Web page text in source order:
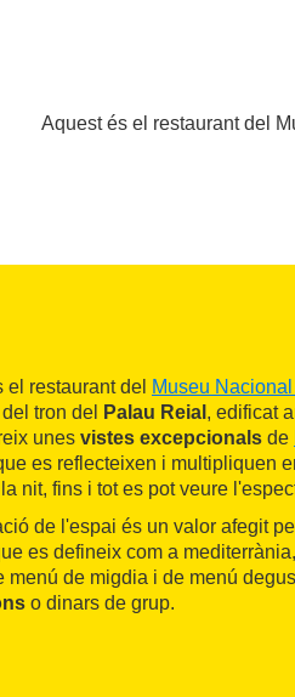
Aquest és el restaurant del
el restaurant del Museu
tron del
Palau Reial , edificat
unes vistes excepcionals de
es reflecteixen i multipliquen
nit, fins i tot es pot veure
de l'espai és un valor afegit
es defineix com a
menú de migdia i de menú
o dinars de grup.